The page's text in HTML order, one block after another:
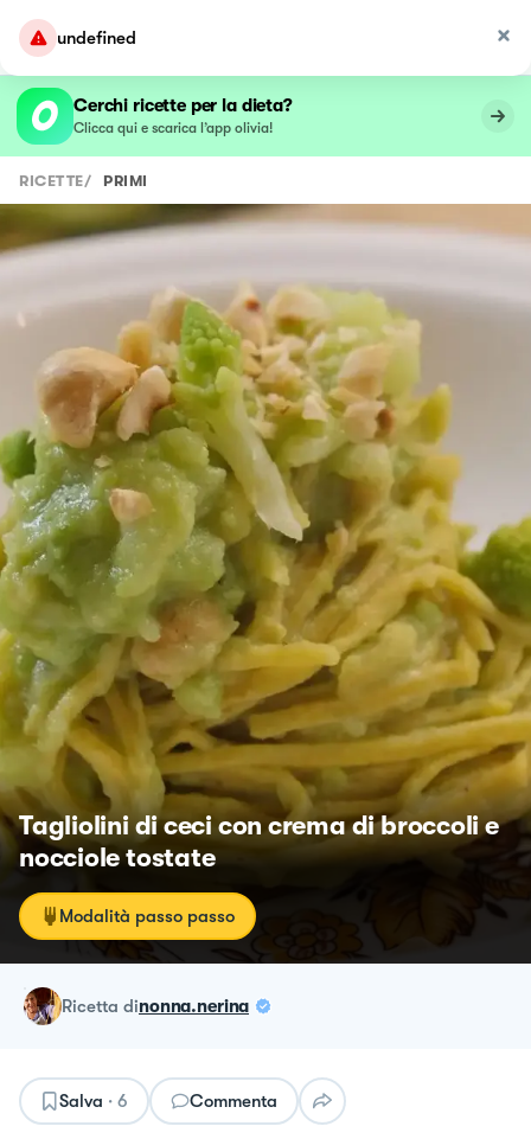
undefined
Cerchi ricette per la dieta?
Clicca qui e scarica l’app olivia!
RICETTE/ PRIMI
Tagliolini di ceci con crema di broccoli e
nocciole tostate
Modalità passo passo
ricetta dinonna.nerina
Salva · 6 Commenta